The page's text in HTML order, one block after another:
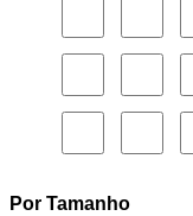
Por Tamanho